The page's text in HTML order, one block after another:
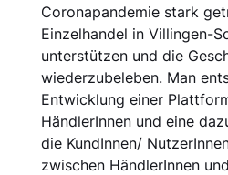
Coronapandemie stark
Einzelhandel in Villingen-
unterstützen und die
wiederzubeleben. Man
Entwicklung einer
HändlerInnen und eine
die KundInnen/
zwischen HändlerInnen